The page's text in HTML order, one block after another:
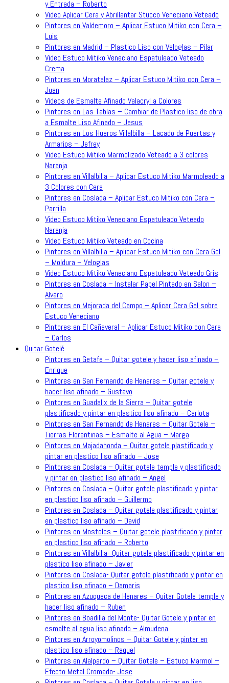
y Entrada – Roberto
Video Aplicar Cera y Abrillantar Stucco Veneciano Veteado
Pintores en Valdemoro – Aplicar Estuco Mitiko con Cera –
Luis
Pintores en Madrid – Plastico Liso con Veloglas – Pilar
Video Estuco Mitiko Veneciano Espatuleado Veteado
Crema
Pintores en Moratalaz – Aplicar Estuco Mitiko con Cera –
Juan
Videos de Esmalte Afinado Valacryl a Colores
Pintores en Las Tablas – Cambiar de Plastico liso de obra
a Esmalte Liso Afinado – Jesus
Pintores en Los Hueros Villalbilla – Lacado de Puertas y
Armarios – Jefrey
Video Estuco Mitiko Marmolizado Veteado a 3 colores
Naranja
Pintores en Villalbilla – Aplicar Estuco Mitiko Marmoleado a
3 Colores con Cera
Pintores en Coslada – Aplicar Estuco Mitiko con Cera –
Parrilla
Video Estuco Mitiko Veneciano Espatuleado Veteado
Naranja
Video Estuco Mitiko Veteado en Cocina
Pintores en Villalbilla – Aplicar Estuco Mitiko con Cera Gel
– Moldura – Veloglas
Video Estuco Mitiko Veneciano Espatuleado Veteado Gris
Pintores en Coslada – Instalar Papel Pintado en Salon –
Alvaro
Pintores en Mejorada del Campo – Aplicar Cera Gel sobre
Estuco Veneciano
Pintores en El Cañaveral – Aplicar Estuco Mitiko con Cera
– Carlos
Quitar Gotelé
Pintores en Getafe – Quitar gotele y hacer liso afinado –
Enrique
Pintores en San Fernando de Henares – Quitar gotele y
hacer liso afinado – Gustavo
Pintores en Guadalix de la Sierra – Quitar gotele
plastificado y pintar en plastico liso afinado – Carlota
Pintores en San Fernando de Henares – Quitar Gotele –
Tierras Florentinas – Esmalte al Agua – Marga
Pintores en Majadahonda – Quitar gotele plastificado y
pintar en plastico liso afinado – Jose
Pintores en Coslada – Quitar gotele temple y plastificado
y pintar en plastico liso afinado – Angel
Pintores en Coslada – Quitar gotele plastificado y pintar
en plastico liso afinado – Guillermo
Pintores en Coslada – Quitar gotele plastificado y pintar
en plastico liso afinado – David
Pintores en Mostoles – Quitar gotele plastificado y pintar
en plastico liso afinado – Roberto
Pintores en Villalbilla- Quitar gotele plastificado y pintar en
plastico liso afinado – Javier
Pintores en Coslada- Quitar gotele plastificado y pintar en
plastico liso afinado – Damaris
Pintores en Azuqueca de Henares – Quitar Gotele temple y
hacer liso afinado – Ruben
Pintores en Boadilla del Monte- Quitar Gotele y pintar en
esmalte al agua liso afinado – Almudena
Pintores en Arroyomolinos – Quitar Gotele y pintar en
plastico liso afinado – Raquel
Pintores en Alalpardo – Quitar Gotele – Estuco Marmol –
Efecto Metal Cromado- Jose